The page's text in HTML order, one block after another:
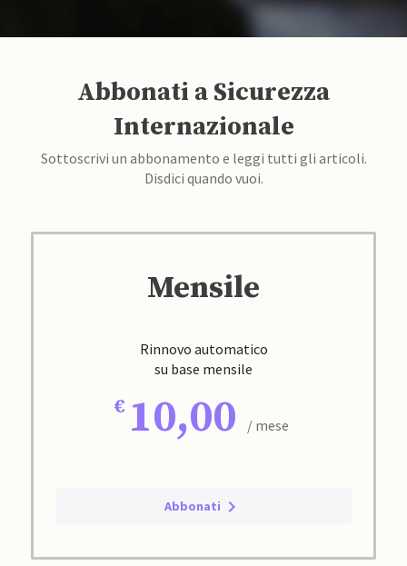
Abbonati a Sicurezza
Internazionale
Sottoscrivi un abbonamento e leggi tutti gli articoli.
Disdici quando vuoi.
Mensile
Rinnovo automatico
su base mensile
10,00 / mese
Abbonati